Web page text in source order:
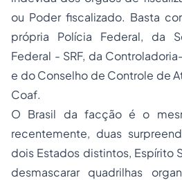
ou Poder fiscalizado. Basta
própria Polícia Federal, da
Federal - SRF, da
e do Conselho de Controle de
Coaf.
O Brasil da facção é o
recentemente, duas
dois Estados distintos, Espírito
desmascarar quadrilhas